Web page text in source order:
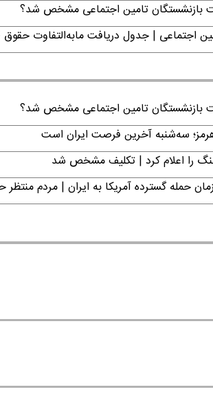
بازنشستگان تامین اجتماعی مشخص شد؟
بازنشستگان تامین اجتماعی مشخص شد؟
سه‌شنبه آخرین فرصت ایران است
را اعلام کرد | تکلیف مشخص شد
حمله گسترده آمریکا به ایران | مردم منتظر